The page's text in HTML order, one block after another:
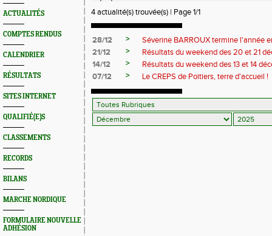
ACTUALITÉS
COMPTES RENDUS
CALENDRIER
RÉSULTATS
SITES INTERNET
QUALIFIÉ(E)S
CLASSEMENTS
RECORDS
BILANS
MARCHE NORDIQUE
FORMULAIRE NOUVELLE
ADHÉSION
4 actualité(s) trouvée(s) | Page 1/1
28/12 >
Séverine BARROUX termine l'année
21/12
>
Résultats du weekend des 20 et 21
14/12
>
Résultats du weekend des 13 et 14
07/12
> Le CREPS de Poitiers, terre d'accueil !